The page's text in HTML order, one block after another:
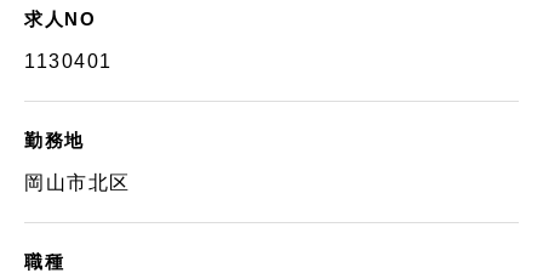
求人NO
1130401
勤務地
岡山市北区
職種